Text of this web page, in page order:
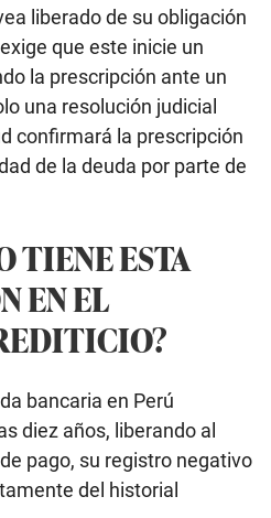
liberado de su obligación
que este inicie un
la prescripción ante un
una resolución judicial
confirmará la prescripción
de la deuda por parte de
TIENE ESTA
EN EL
bancaria en Perú
diez años, liberando al
pago, su registro negativo
del historial